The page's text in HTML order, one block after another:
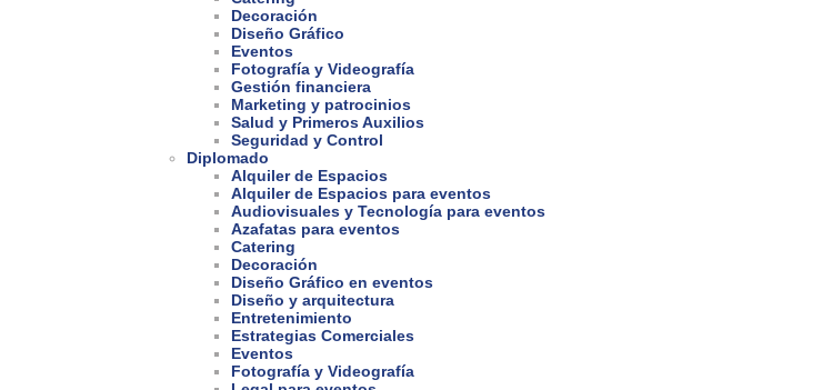
Decoración
Diseño Gráfico
Eventos
Fotografía y Videografía
Gestión financiera
Marketing y patrocinios
Salud y Primeros Auxilios
Seguridad y Control
Diplomado
Alquiler de Espacios
Alquiler de Espacios para eventos
Audiovisuales y Tecnología para eventos
Azafatas para eventos
Catering
Decoración
Diseño Gráfico en eventos
Diseño y arquitectura
Entretenimiento
Estrategias Comerciales
Eventos
Fotografía y Videografía